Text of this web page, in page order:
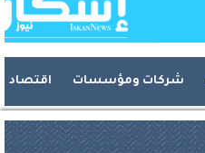
شركات ومؤسسات اقتصاد